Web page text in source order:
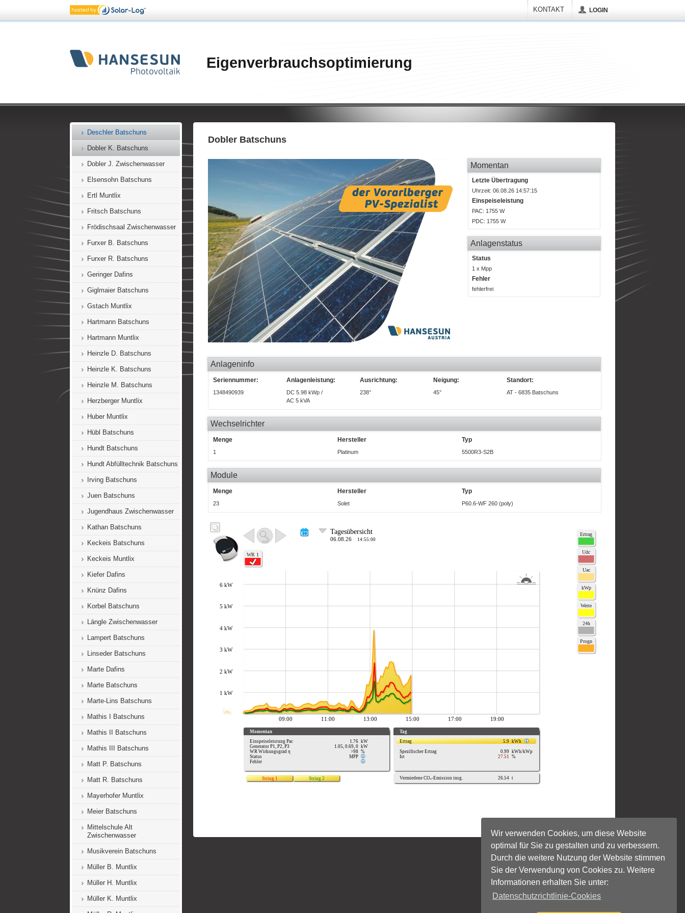
Wir verwenden Cookies, um diese Website
optimal für Sie zu gestalten und zu verbessern.
Durch die weitere Nutzung der Website stimmen
Sie der Verwendung von Cookies zu. Weitere
Informationen erhalten Sie unter:
Datenschutzrichtlinie-Cookies
KONTAKT LOGIN
Eigenverbrauchsoptimierung
Bischof Batschuns
Breuss Batschuns
Deschler Batschuns
Dobler K. Batschuns
Dobler J. Zwischenwasser
Elsensohn Batschuns
Ertl Muntlix
Fritsch Batschuns
Frödischsaal Zwischenwasser
Furxer B. Batschuns
Furxer R. Batschuns
Geringer Dafins
Giglmaier Batschuns
Gstach Muntlix
Hartmann Batschuns
Hartmann Muntlix
Heinzle D. Batschuns
Heinzle K. Batschuns
Heinzle M. Batschuns
Herzberger Muntlix
Huber Muntlix
Hübl Batschuns
Hundt Batschuns
Hundt Abfülltechnik Batschuns
Irving Batschuns
Juen Batschuns
Jugendhaus Zwischenwasser
Kathan Batschuns
Keckeis Batschuns
Keckeis Muntlix
Kiefer Dafins
Knünz Dafins
Korbel Batschuns
Längle Zwischenwasser
Lampert Batschuns
Linseder Batschuns
Marte Dafins
Marte Batschuns
Marte-Lins Batschuns
Mathis I Batschuns
Mathis II Batschuns
Mathis III Batschuns
Matt P. Batschuns
Matt R. Batschuns
Mayerhofer Muntlix
Meier Batschuns
Mittelschule Alt
Zwischenwasser
Musikverein Batschuns
Müller B. Muntlix
Müller H. Muntlix
Müller K. Muntlix
Dobler Batschuns
Momentan
Letzte Übertragung
Uhrzeit: 06.08.26 14:57:15
Einspeiseleistung
PAC: 1755 W
PDC: 1755 W
Anlagenstatus
Status
1 x Mpp
Fehler
fehlerfrei
Anlageninfo
Seriennummer: Anlagenleistung: Ausrichtung: Neigung: Standort:
1348490939
DC 5.98 kWp /
AC 5 kVA
238° 45° AT - 6835 Batschuns
Wechselrichter
Menge Hersteller Typ
1 Platinum 5500R3-S2B
Module
Menge Hersteller Typ
23 Solet P60.6-WF 260 (poly)